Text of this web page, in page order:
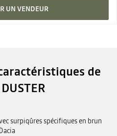
UN VENDEUR
de
surpiqûres spécifiques en brun